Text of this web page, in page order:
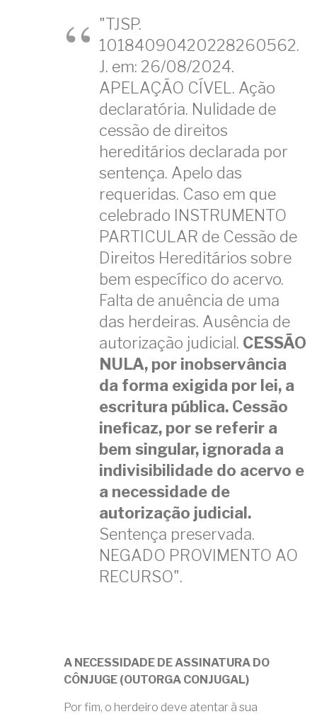
"TJSP.
10184090420228260562.
J. em: 26/08/2024.
APELAÇÃO CÍVEL. Ação
declaratória. Nulidade de
cessão de direitos
hereditários declarada por
sentença. Apelo das
requeridas. Caso em que
celebrado INSTRUMENTO
PARTICULAR de Cessão de
Direitos Hereditários sobre
bem específico do acervo.
Falta de anuência de uma
das herdeiras. Ausência de
autorização judicial. CESSÃO
NULA, por inobservância
da forma exigida por lei, a
escritura pública. Cessão
ineficaz, por se referir a
bem singular, ignorada a
indivisibilidade do acervo e
a necessidade de
autorização judicial.
Sentença preservada.
NEGADO PROVIMENTO AO
RECURSO".
A NECESSIDADE DE ASSINATURA DO
CÔNJUGE (OUTORGA CONJUGAL)
Por fim, o herdeiro deve atentar à sua